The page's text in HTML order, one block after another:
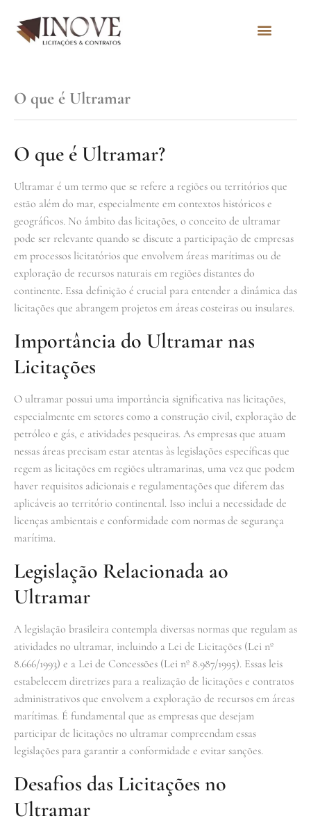
O que é Ultramar
O que é Ultramar?
Ultramar é um termo que se refere a regiões ou territórios que
estão além do mar, especialmente em contextos históricos e
geográficos. No âmbito das licitações, o conceito de ultramar
pode ser relevante quando se discute a participação de empresas
em processos licitatórios que envolvem áreas marítimas ou de
exploração de recursos naturais em regiões distantes do
continente. Essa definição é crucial para entender a dinâmica das
licitações que abrangem projetos em áreas costeiras ou insulares.
Importância do Ultramar nas
Licitações
O ultramar possui uma importância significativa nas licitações,
especialmente em setores como a construção civil, exploração de
petróleo e gás, e atividades pesqueiras. As empresas que atuam
nessas áreas precisam estar atentas às legislações específicas que
regem as licitações em regiões ultramarinas, uma vez que podem
haver requisitos adicionais e regulamentações que diferem das
aplicáveis ao território continental. Isso inclui a necessidade de
licenças ambientais e conformidade com normas de segurança
marítima.
Legislação Relacionada ao
Ultramar
A legislação brasileira contempla diversas normas que regulam as
atividades no ultramar, incluindo a Lei de Licitações (Lei nº
8.666/1993) e a Lei de Concessões (Lei nº 8.987/1995). Essas leis
estabelecem diretrizes para a realização de licitações e contratos
administrativos que envolvem a exploração de recursos em áreas
marítimas. É fundamental que as empresas que desejam
participar de licitações no ultramar compreendam essas
legislações para garantir a conformidade e evitar sanções.
Desafios das Licitações no
Ultramar